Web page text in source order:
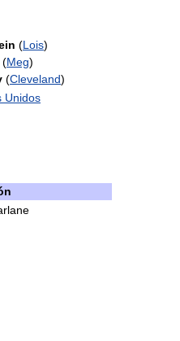
(Lois)
(Meg)
(Cleveland)
Unidos